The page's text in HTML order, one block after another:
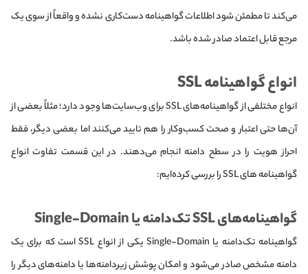
می‌کند تا مطمئن شود اطلاعات گواهینامه دست‌کاری نشده و واقعاً از سوی یک
مرجع قابل اعتماد صادر شده‌ باشد.
انواع گواهینامه SSL
انواع مختلفی از گواهینامه‌های SSL برای وب‌سایت‌ها وجود دارد؛ مثلاً بعضی از
آن‌ها حتی اعتبار و صحت کسب‌وکار را هم تایید می‌کنند اما بعضی دیگر، فقط
احراز هویت را در سطح دامنه انجام می‌دهند. در این قسمت تفاوت انواع
گواهینامه های SSL را بررسی کرده‌ایم:
گواهینامه‌های SSL تک‌دامنه یا Single-Domain
گواهینامه تک‌دامنه یا Single-Domain یکی از انواع SSL است که برای یک
دامنه مشخص صادر می‌شود و امکان پوشش زیردامنه‌ها یا دامنه‌های دیگر را